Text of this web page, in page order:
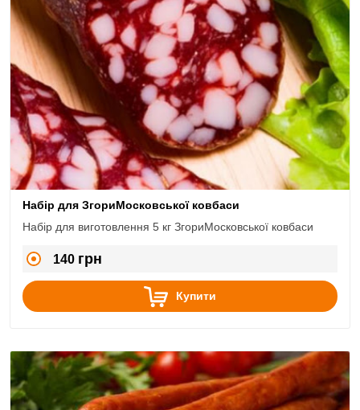
Набір для ЗгориМосковської ковбаси
Набір для виготовлення 5 кг ЗгориМосковської ковбаси
140 грн
Купити